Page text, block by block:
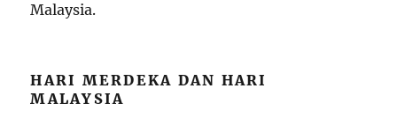
Malaysia.
HARI MERDEKA DAN HARI
MALAYSIA